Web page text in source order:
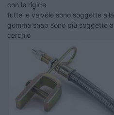
con le rigide
tutte le valvole sono soggette
gomma snap sono più soggette
cerchio